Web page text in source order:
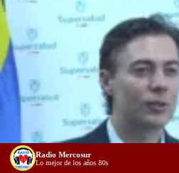
Radio Mercosur
Lo mejor de los años 80s